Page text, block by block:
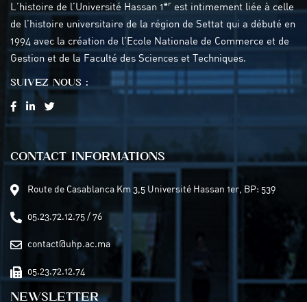
L’histoire de l’Université Hassan 1 er est intimement liée à celle
de l’histoire universitaire de la région de Settat qui a débuté en
1994 avec la création de l’Ecole Nationale de Commerce et de
Gestion et de la Faculté des Sciences et Techniques.
SUIVEZ NOUS :
CONTACT INFORMATIONS
Route de Casablanca Km 3,5 Université Hassan 1er, BP: 539
05.23.72.12.75 / 76
contact@uhp.ac.ma
05.23.72.12.74
NEWSLETTER